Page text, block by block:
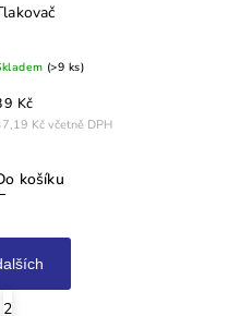
(>9 ks)
Kč včetně DPH
Kč
košíku
2